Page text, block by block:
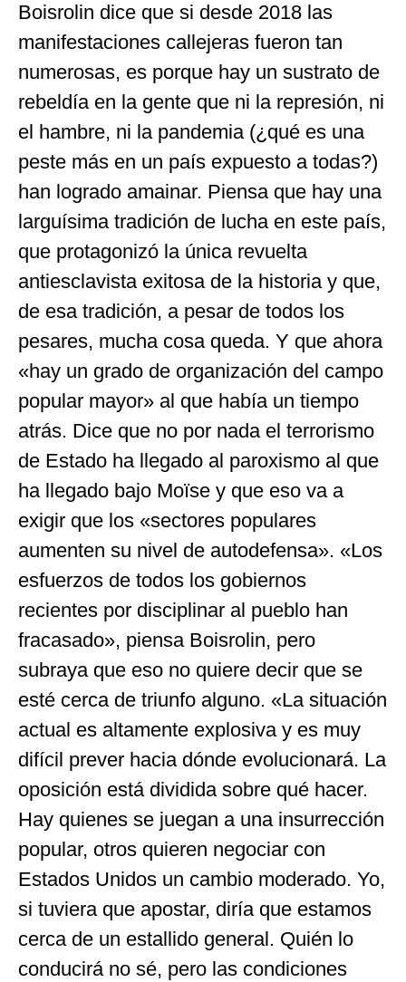
Boisrolin dice que si desde 2018 las
manifestaciones callejeras fueron tan
numerosas, es porque hay un sustrato de
rebeldía en la gente que ni la represión, ni
el hambre, ni la pandemia (¿qué es una
peste más en un país expuesto a todas?)
han logrado amainar. Piensa que hay una
larguísima tradición de lucha en este país,
que protagonizó la única revuelta
antiesclavista exitosa de la historia y que,
de esa tradición, a pesar de todos los
pesares, mucha cosa queda. Y que ahora
«hay un grado de organización del campo
popular mayor» al que había un tiempo
atrás. Dice que no por nada el terrorismo
de Estado ha llegado al paroxismo al que
ha llegado bajo Moïse y que eso va a
exigir que los «sectores populares
aumenten su nivel de autodefensa». «Los
esfuerzos de todos los gobiernos
recientes por disciplinar al pueblo han
fracasado», piensa Boisrolin, pero
subraya que eso no quiere decir que se
esté cerca de triunfo alguno. «La situación
actual es altamente explosiva y es muy
difícil prever hacia dónde evolucionará. La
oposición está dividida sobre qué hacer.
Hay quienes se juegan a una insurrección
popular, otros quieren negociar con
Estados Unidos un cambio moderado. Yo,
si tuviera que apostar, diría que estamos
cerca de un estallido general. Quién lo
conducirá no sé, pero las condiciones